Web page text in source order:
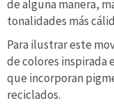
de alguna manera,
tonalidades más
Para ilustrar este
de colores inspirada
que incorporan
reciclados.